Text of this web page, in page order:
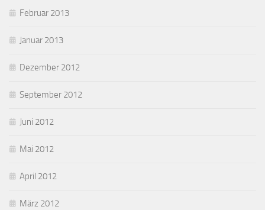
Februar 2013
Januar 2013
Dezember 2012
September 2012
Juni 2012
Mai 2012
April 2012
März 2012